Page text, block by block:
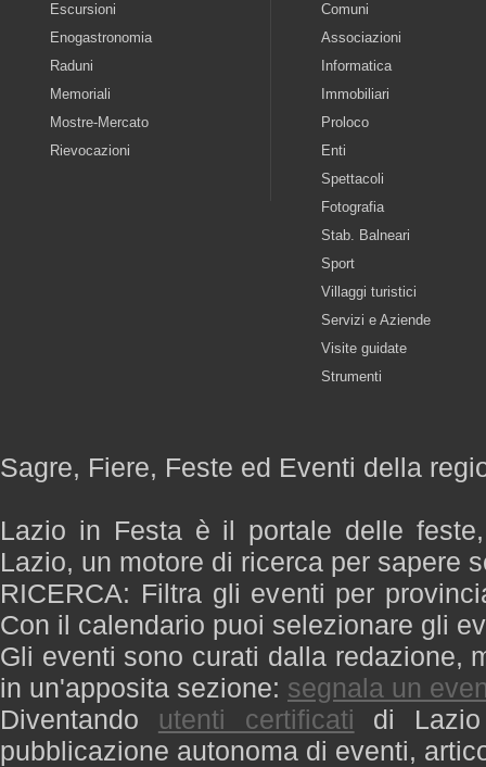
Escursioni
Enogastronomia
Raduni
Memoriali
Mostre-Mercato
Rievocazioni
Comuni
Associazioni
Informatica
Immobiliari
Proloco
Enti
Spettacoli
Fotografia
Stab. Balneari
Sport
Villaggi turistici
Servizi e Aziende
Visite guidate
Strumenti
Sagre, Fiere, Feste ed Eventi della
Lazio in Festa è il portale delle
Lazio, un motore di ricerca per sapere
RICERCA: Filtra gli eventi per
Con il calendario puoi selezionare gli
Gli eventi sono curati dalla redazione,
in un'apposita sezione: segnala un
Diventando utenti certificati di
pubblicazione autonoma di eventi,